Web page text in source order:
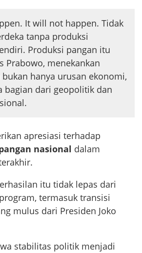
It will not happen. Tidak
tanpa produksi
Produksi pangan itu
Prabowo, menekankan
hanya urusan ekonomi,
bagian dari geopolitik dan
apresiasi terhadap
nasional dalam
itu tidak lepas dari
termasuk transisi
mulus dari Presiden Joko
stabilitas politik menjadi